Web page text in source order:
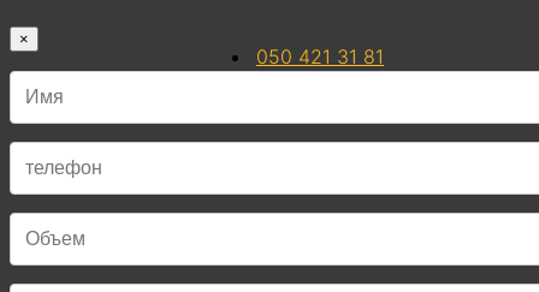
050 421 31 81
×